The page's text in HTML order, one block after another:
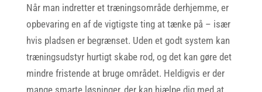
Når man indretter et træningsområde derhjemme, er
opbevaring en af de vigtigste ting at tænke på – især
hvis pladsen er begrænset. Uden et godt system kan
træningsudstyr hurtigt skabe rod, og det kan gøre det
mindre fristende at bruge området. Heldigvis er der
mange smarte løsninger, der kan hjælpe dig med at